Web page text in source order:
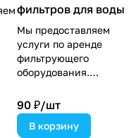
фильтров для воды
Мы предоставляем
услуги по аренде
фильтрующего
оборудования.
именно то, что
нужно.
90 ₽/шт
В корзину